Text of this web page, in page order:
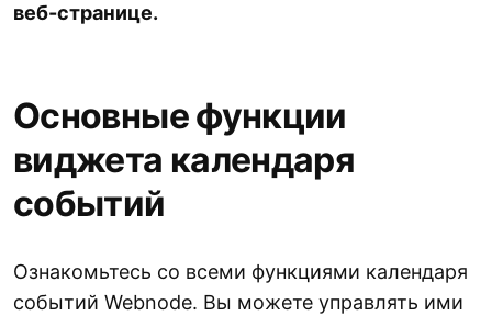
веб-странице.
Основные функции
виджета календаря
событий
Ознакомьтесь со всеми функциями календаря
событий Webnode. Вы можете управлять ими